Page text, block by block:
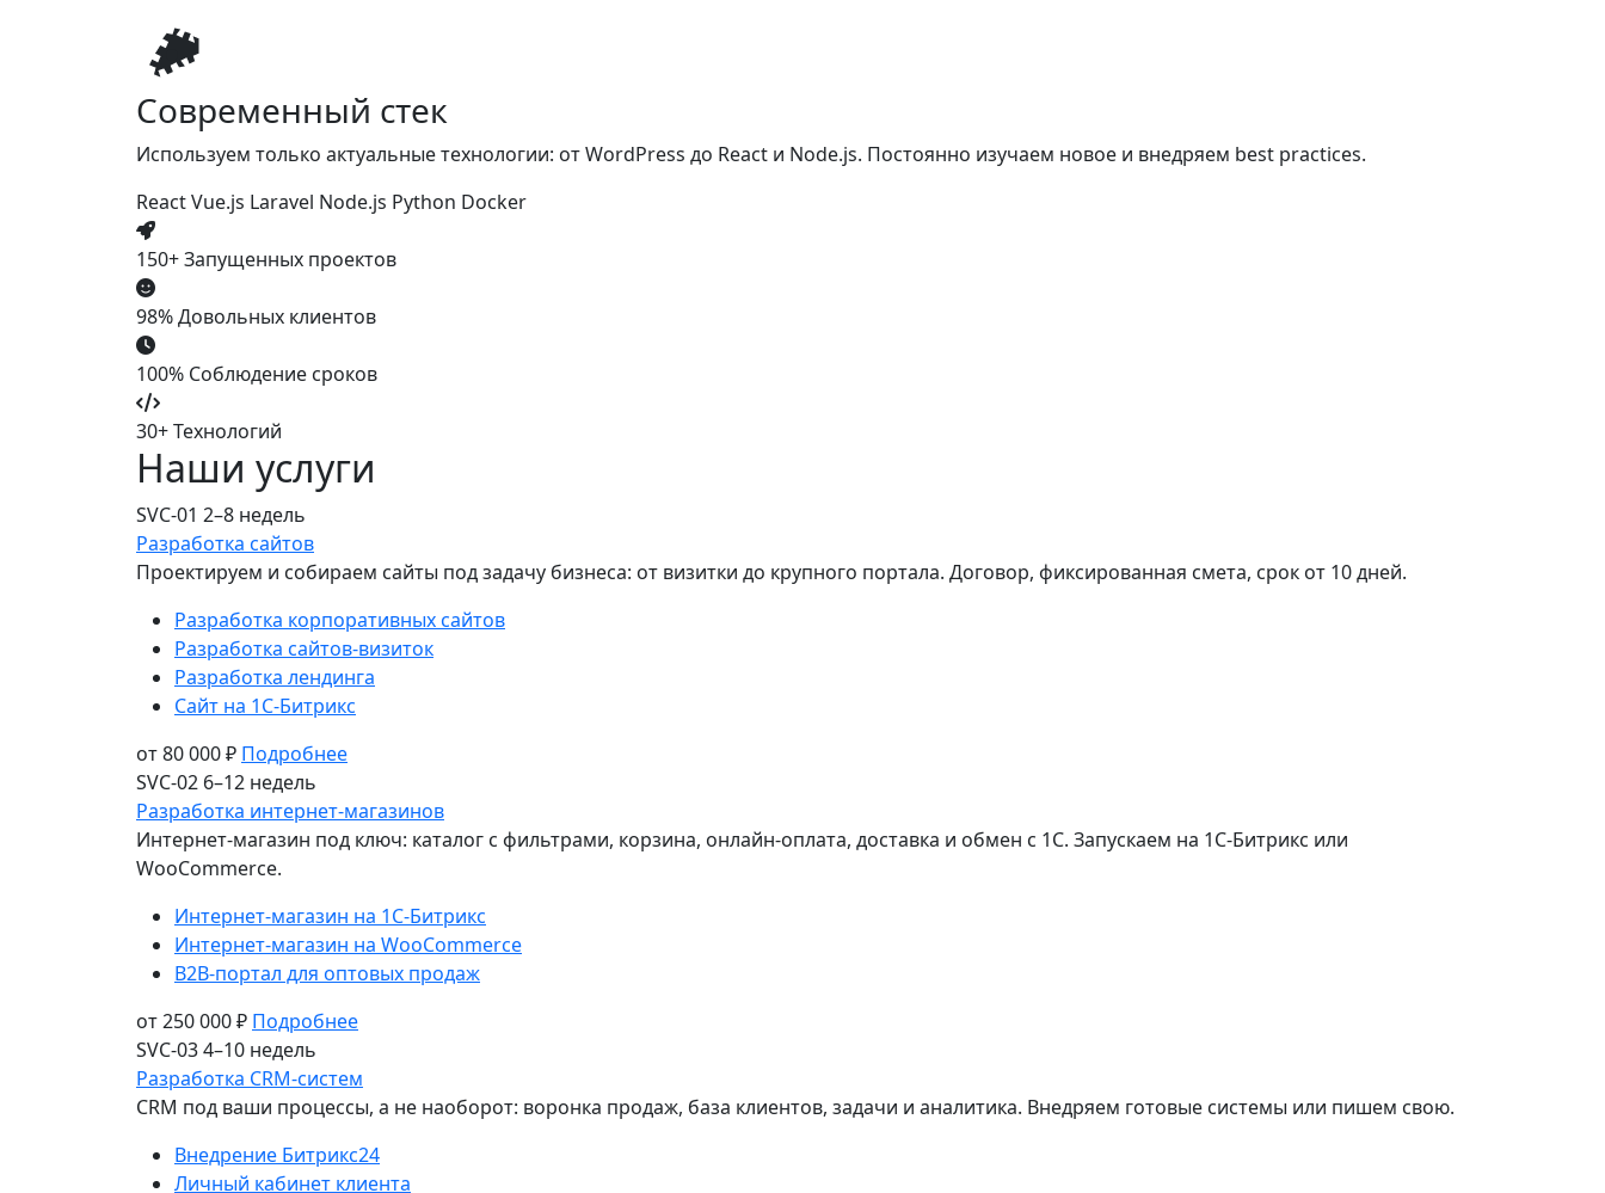
Современный стек
Используем только актуальные технологии: от WordPress до React и Node.js. Постоянно изучаем новое и внедряем best practices.
ReactVue.js Laravel Node.js Python Docker
150+Запущенных проектов
98%Довольных клиентов
100% Соблюдение сроков
30+Технологий
Наши услуги
SVC-01 2–8 недель
Разработка сайтов
Проектируем и собираем сайты под задачу бизнеса: от визитки до крупного портала. Договор, фиксированная смета, срок от 10 дней.
Разработка корпоративных сайтов
Разработка сайтов-визиток
Разработка лендинга
Сайт на 1С-Битрикс
от 80 000 ₽ Подробнее
SVC-02 6–12 недель
Разработка интернет-магазинов
Интернет-магазин под ключ: каталог с фильтрами, корзина, онлайн-оплата, доставка и обмен с 1С. Запускаем на 1С-Битрикс или
WooCommerce.
Интернет-магазин на 1С-Битрикс
Интернет-магазин на WooCommerce
B2B-портал для оптовых продаж
от 250 000 ₽ Подробнее
SVC-034–10 недель
Разработка CRM-систем
CRM под ваши процессы, а не наоборот: воронка продаж, база клиентов, задачи и аналитика. Внедряем готовые системы или пишем свою.
Внедрение Битрикс24
Личный кабинет клиента